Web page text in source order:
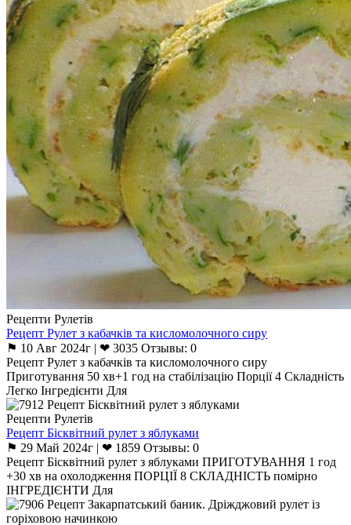
Рецепти Рулетів
Рецепт Рулет з кабачків та кисломолочного сиру
⚑ 10 Авг 2024г | ❤ 3035 Отзывы: 0
Рецепт Рулет з кабачків та кисломолочного сиру
Приготування 50 хв+1 год на стабілізацію Порції 4 Складність
Легко Інгредієнти Для
Рецепти Рулетів
Рецепт Бісквітний рулет з яблуками
⚑ 29 Май 2024г | ❤ 1859 Отзывы: 0
Рецепт Бісквітний рулет з яблуками ПРИГОТУВАННЯ 1 год
+30 хв на охолодження ПОРЦІЇ 8 СКЛАДНІСТЬ помірно
ІНГРЕДІЄНТИ Для